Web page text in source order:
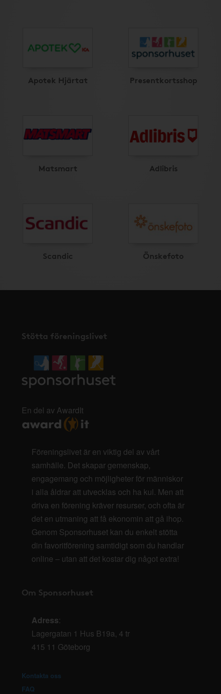
Apotek Hjärtat Presentkortsshop
Matsmart Adlibris
Scandic Önskefoto
Stötta föreningslivet
En del av AwardIt
Föreningslivet är en viktig del av vårt
samhälle. Det skapar gemenskap,
engagemang och möjligheter för människor
i alla åldrar att utvecklas och ha kul. Men att
driva en förening kräver resurser, och ofta är
det en utmaning att få ekonomin att gå ihop.
Genom Sponsorhuset kan du enkelt stötta
din favoritförening samtidigt som du handlar
online – utan att det kostar dig något extra!
Om Sponsorhuset
Adress:
Lagergatan 1 Hus B19a, 4 tr
415 11 Göteborg
Kontakta oss
FAQ